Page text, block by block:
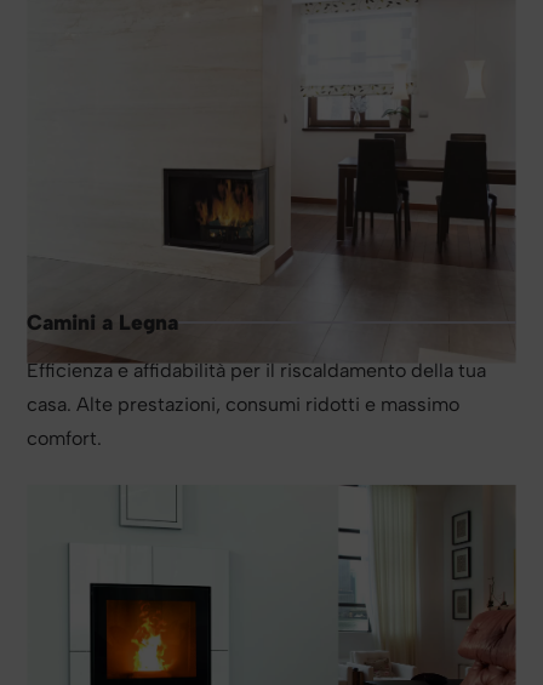
Camini a Legna
Efficienza e affidabilità per il riscaldamento della tua
casa. Alte prestazioni, consumi ridotti e massimo
comfort.